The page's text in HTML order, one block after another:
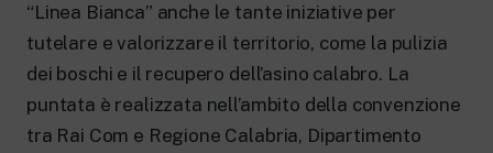
“Linea Bianca” anche le tante iniziative per
tutelare e valorizzare il territorio, come la pulizia
dei boschi e il recupero dell’asino calabro. La
puntata è realizzata nell’ambito della convenzione
tra Rai Com e Regione Calabria, Dipartimento